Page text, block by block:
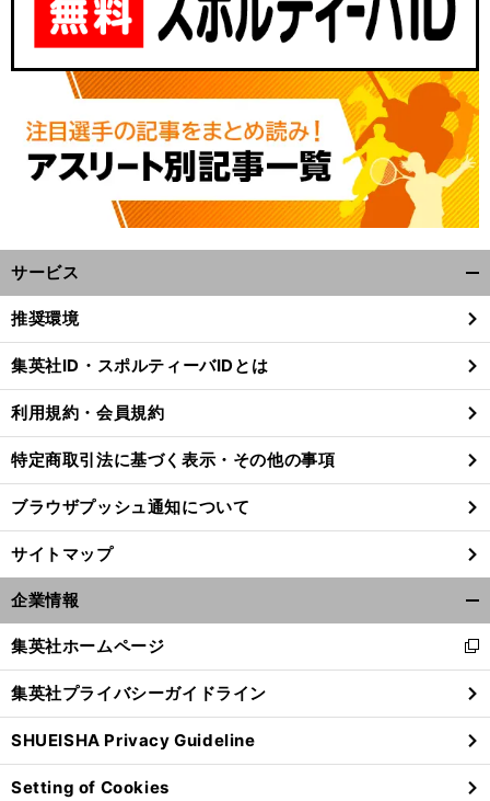
前
サービス
閉
る
推奨環境
集英社ID・スポルティーバIDとは
利用規約・会員規約
特定商取引法に基づく表示・その他の事項
ブラウザプッシュ通知について
サイトマップ
企業情報
閉
る
集英社ホームページ
新
し
い
ウ
ィ
ン
ド
集英社プライバシーガイドライン
SHUEISHA Privacy Guideline
Setting of Cookies